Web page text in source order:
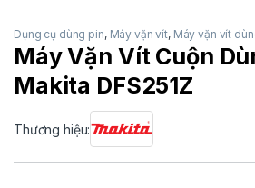
Dụng cụ dùng pin, Máy vặn vít, Máy vặn vít
Máy Vặn Vít Cuộn
Makita DFS251Z
Thương hiệu: